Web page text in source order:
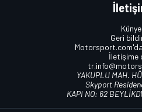
Künye
Geri
İletişime
YAKUPLU MAH.
Skyport
KAPI NO: 62